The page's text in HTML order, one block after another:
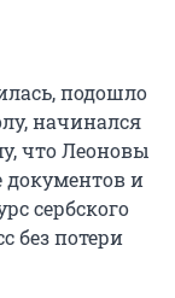
подошло
начинался
что Леоновы
документов и
сербского
без потери